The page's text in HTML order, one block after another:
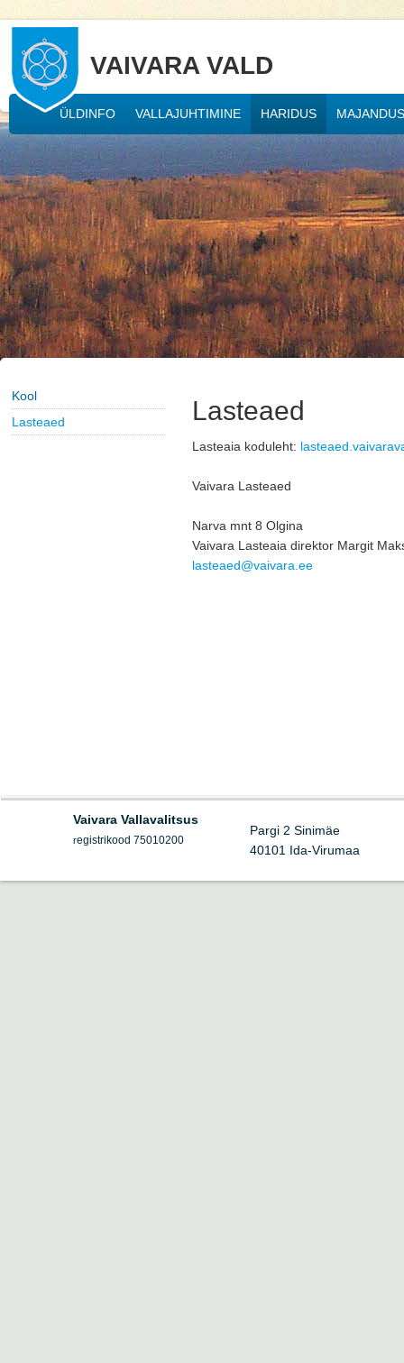
VAIVARA VALD
ÜLDINFO VALLAJUHTIMINE HARIDUS MAJANDUS
Kool
Lasteaed
Lasteaed
Lasteaia koduleht:
Vaivara Lasteaed
Narva mnt 8 Olgina
Vaivara Lasteaia direktor Margit
lasteaed@vaivara.ee
Vaivara Vallavalitsus
registrikood 75010200
Pargi 2 Sinimäe
40101 Ida-Virumaa